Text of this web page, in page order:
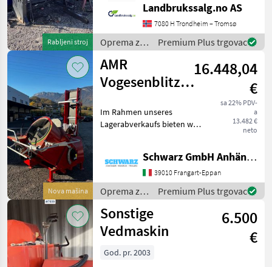
Rabljeni stroj
provide reference number
upon request: 8025 See
en.landbrukssalg.no/8025
for more images Spe
Landbrukssalg.no AS
7080 H Trondheim – Tromsø
Oprema za
šumu i
obradu
drveta /
Sonstige
Premium Plus trgovac
Nova mašina
AMR
Vogesenblitz
AMR TRIOMAT
700PE
16.448,04
€
sa 22% PDV-
a
13.482 €
neto
Im Rahmen unseres
Lagerabverkaufs bieten wir
TRIOMAT 700 PE zum
Sonderpreis an. Die
Maschine ist sofort
verfügbar und kann auf
Schwarz GmbH Anhänger und Forstmaschinen
39010 Frangart-Eppan
Oprema za
šumu i
obradu
drveta /
AMR
Vogesenblitz
Premium Plus trgovac
Sonstige
Vedmaskin
6.500
€
God. pr. 2003